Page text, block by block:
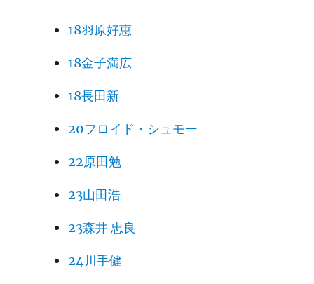
18羽原好恵
18金子満広
18長田新
20フロイド・シュモー
22原田勉
23山田浩
23森井 忠良
24川手健